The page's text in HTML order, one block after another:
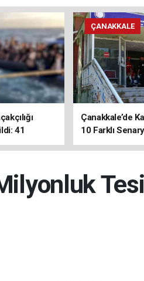
41
ÇANAKKALE
Çanakkale’de
10 Farklı
Koordinasyon